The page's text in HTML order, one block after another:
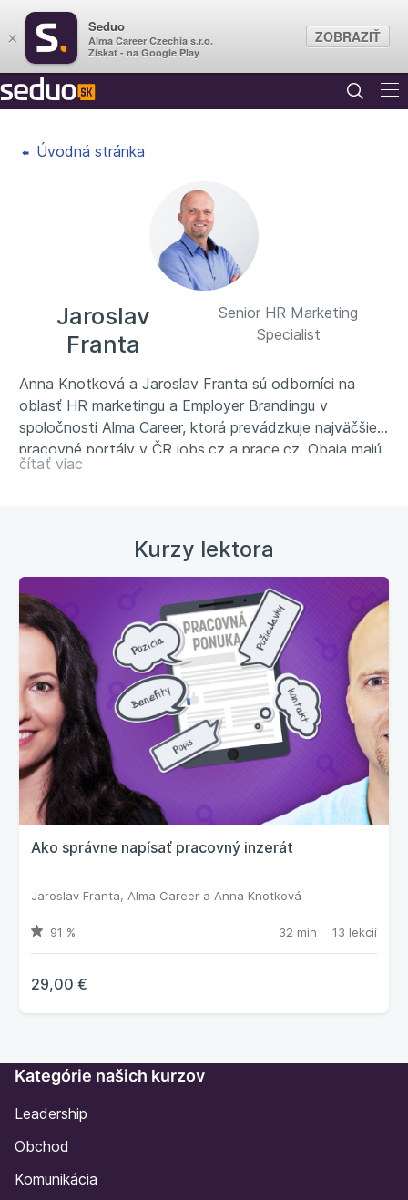
Úvodná stránka
Jaroslav
Franta
Senior HR Marketing
Specialist
Anna Knotková a Jaroslav Franta sú odborníci na
oblasť HR marketingu a Employer Brandingu v
spoločnosti Alma Career, ktorá prevádzkuje najväčšie
pracovné portály v ČR jobs.cz a prace.cz. Obaja majú
bohaté skúsenosti s HR, náborom, pracovnou
čítať viac
Kurzy lektora
Ako správne napísať pracovný inzerát
Jaroslav Franta, Alma Career a Anna Knotková
91 % 32 min 13 lekcií
29,00 €
Kategórie našich kurzov
Leadership
Obchod
Komunikácia
×
Seduo
Alma Career Czechia s.r.o.
Získať - na Google Play
ZOBRAZIŤ